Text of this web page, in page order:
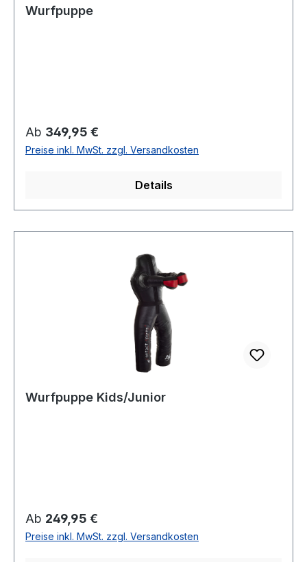
Wurfpuppe
Regulärer Preis:
Ab 349,95 €
Preise inkl. MwSt. zzgl. Versandkosten
Details
Wurfpuppe Kids/Junior
Regulärer Preis:
Ab 249,95 €
Preise inkl. MwSt. zzgl. Versandkosten